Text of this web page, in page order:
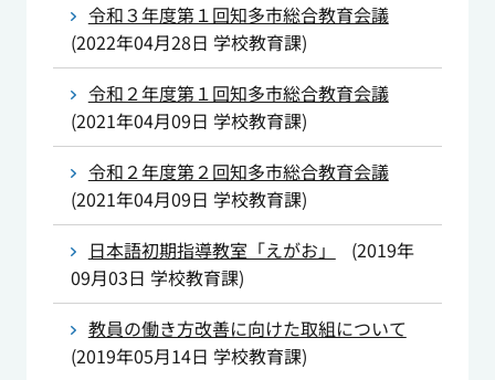
令和３年度第１回知多市総合教育会議
(2022年04月28日 学校教育課)
令和２年度第１回知多市総合教育会議
(2021年04月09日 学校教育課)
令和２年度第２回知多市総合教育会議
(2021年04月09日 学校教育課)
日本語初期指導教室「えがお」
(2019年
09月03日 学校教育課)
教員の働き方改善に向けた取組について
(2019年05月14日 学校教育課)